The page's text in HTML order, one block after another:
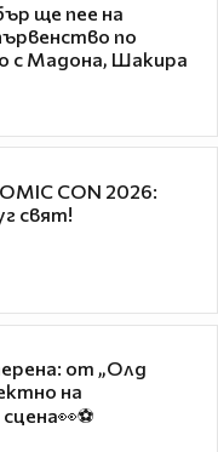
ще пее на
по
с Мадона, Шакира
CON 2026:
свят!
от „Олд
на